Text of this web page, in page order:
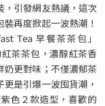
引發網友熱議，這次
再度掀起一波熱潮！
Tea 早餐茶茶包」
茶茶包，濃醇紅茶香
奶更對味；不僅濃郁茶
是引爆一波囤貨潮，
色２款造型，喜歡的